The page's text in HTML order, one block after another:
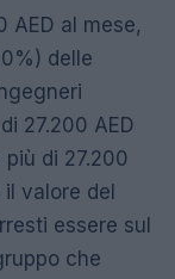
AED al mese,
delle
27.200 AED
di 27.200
valore del
essere sul
che